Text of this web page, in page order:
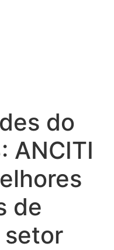
do
ANCITI
de
setor